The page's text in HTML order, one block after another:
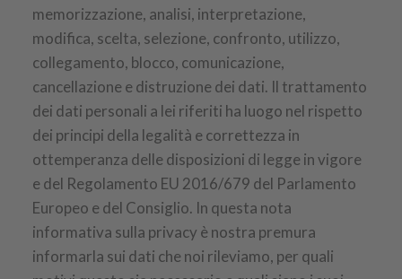
memorizzazione, analisi, interpretazione,
modifica, scelta, selezione, confronto, utilizzo,
collegamento, blocco, comunicazione,
cancellazione e distruzione dei dati. Il trattamento
dei dati personali a lei riferiti ha luogo nel rispetto
dei principi della legalità e correttezza in
ottemperanza delle disposizioni di legge in vigore
e del Regolamento EU 2016/679 del Parlamento
Europeo e del Consiglio. In questa nota
informativa sulla privacy è nostra premura
informarla sui dati che noi rileviamo, per quali